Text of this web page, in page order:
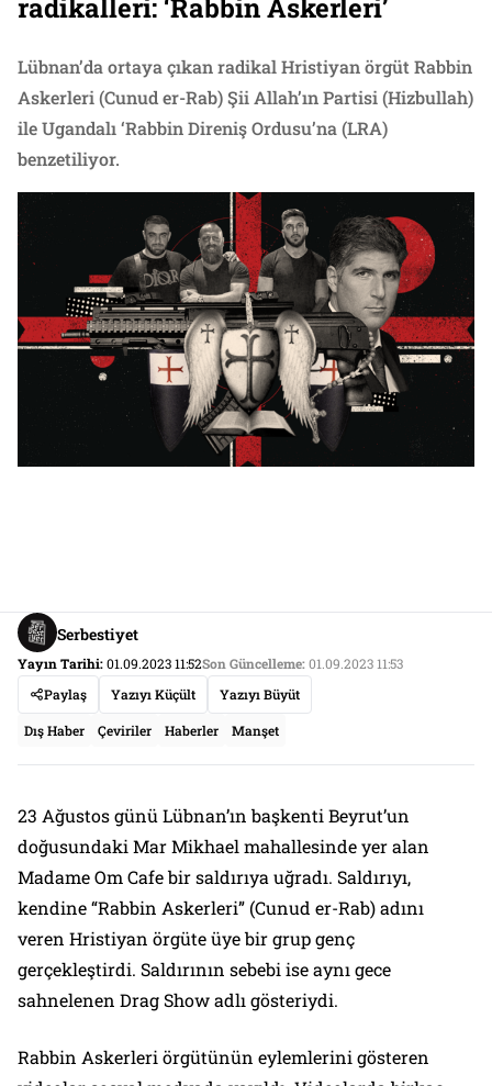
radikalleri: ‘Rabbin Askerleri’
Lübnan’da ortaya çıkan radikal Hristiyan örgüt Rabbin
Askerleri (Cunud er-Rab) Şii Allah’ın Partisi (Hizbullah)
ile Ugandalı ‘Rabbin Direniş Ordusu’na (LRA)
benzetiliyor.
Serbestiyet
Yayın Tarihi:01.09.2023 11:52Son Güncelleme:01.09.2023 11:53
Paylaş
Yazıyı Küçült Yazıyı Büyüt
Dış Haber Çeviriler Haberler Manşet
23 Ağustos günü Lübnan’ın başkenti Beyrut’un
doğusundaki Mar Mikhael mahallesinde yer alan
Madame Om Cafe bir saldırıya uğradı. Saldırıyı,
kendine “Rabbin Askerleri” (Cunud er-Rab) adını
veren Hristiyan örgüte üye bir grup genç
gerçekleştirdi. Saldırının sebebi ise aynı gece
sahnelenen Drag Show adlı gösteriydi.
Rabbin Askerleri örgütünün eylemlerini gösteren